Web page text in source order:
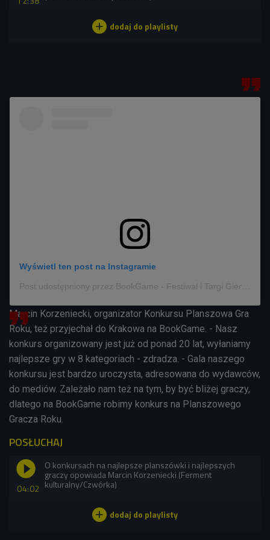
Wyświetl ten post na Instagramie
Marcin Korzeniecki, organizator Konkursu Planszowa Gra
Roku, też przyjechał do Krakowa na BookGame. - Nasz
konkurs organizowany jest już od ponad 20 lat, wyłaniamy
najlepsze gry w 8 kategoriach - zdradza. - Gala naszego
konkursu jest bardzo uroczysta, adresowana do wydawców,
do mediów. Zależało nam też na tym, by być bliżej graczy,
dlatego na BookGame robimy konkurs na Planszowego
Gracza Roku.
POSŁUCHAJ
04:02
O konkursach na najlepsze planszówki i najlepszych
graczy opowiada Marcin Korzeniecki (Ferment
kulturalny/Czwórka)